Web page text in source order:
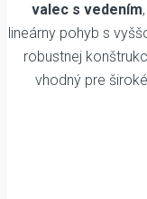
valec s vedením
lineárny pohyb s
robustnej
vhodný pre